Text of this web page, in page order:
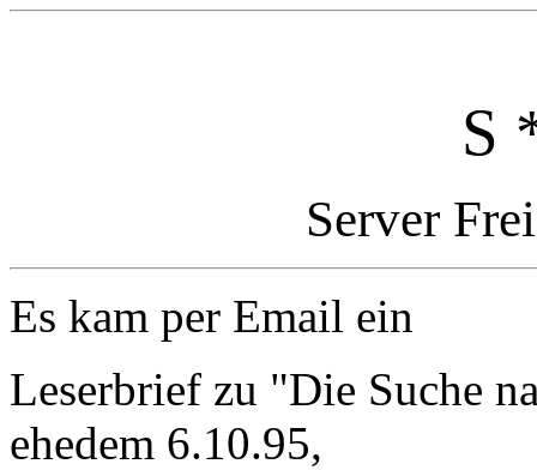
S
Server
Es kam per Email ein
Leserbrief zu "Die Suche
ehedem 6.10.95,